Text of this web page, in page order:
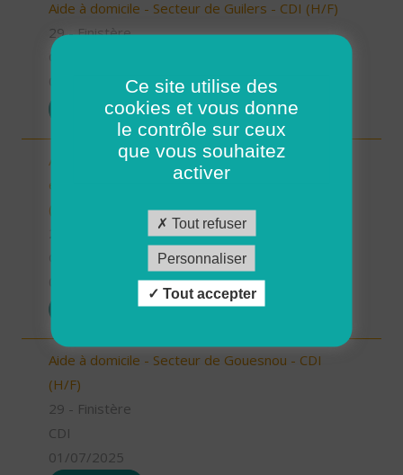
Aide à domicile - Secteur de Guilers - CDI (H/F)
29 - Finistère
POSTULER
Auxiliaire de Vie Sociale/Accompagnant Educatif
et Social à domicile - Secteur de Plouzané - CDI
(H/F)
Aide à domicile - Secteur de Gouesnou - CDI
(H/F)
29 - Finistère
CDI
01/07/2025
Ce site utilise des
cookies et vous donne
le contrôle sur ceux
que vous souhaitez
activer
Tout refuser
Personnaliser
Tout accepter